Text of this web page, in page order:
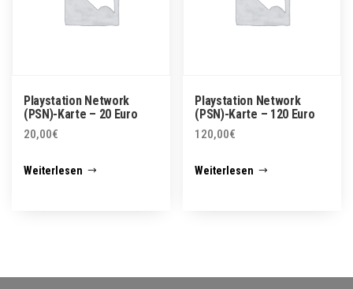
Playstation Network
(PSN)-Karte – 20 Euro
20,00€
Weiterlesen
Playstation Network
(PSN)-Karte – 120 Euro
120,00€
Weiterlesen